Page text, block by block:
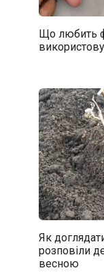
Що любить
Як
розповіли
весною